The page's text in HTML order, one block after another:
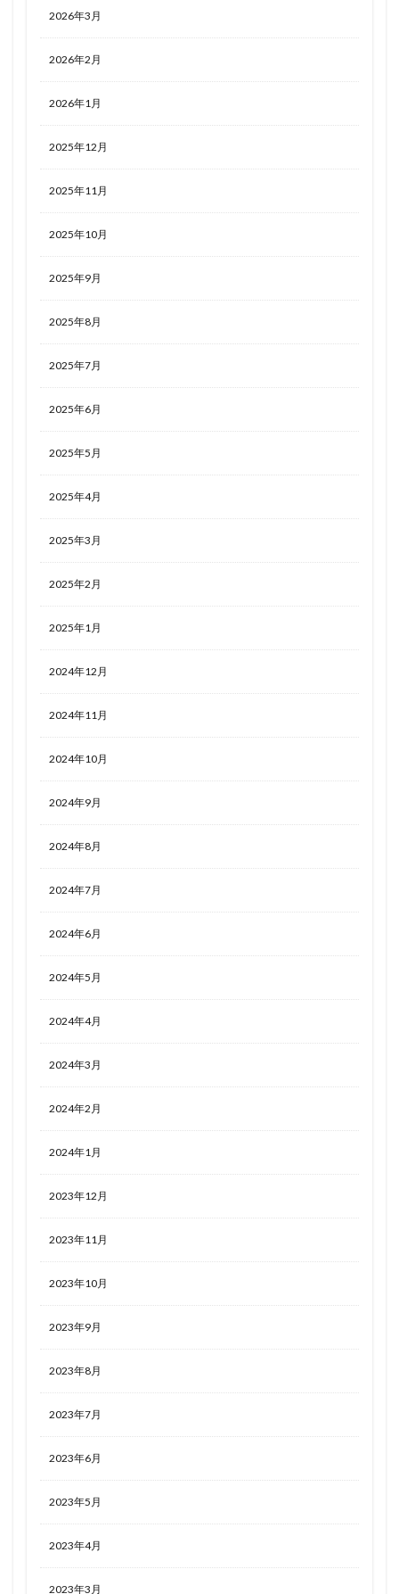
2026年3月
2026年2月
2026年1月
2025年12月
2025年11月
2025年10月
2025年9月
2025年8月
2025年7月
2025年6月
2025年5月
2025年4月
2025年3月
2025年2月
2025年1月
2024年12月
2024年11月
2024年10月
2024年9月
2024年8月
2024年7月
2024年6月
2024年5月
2024年4月
2024年3月
2024年2月
2024年1月
2023年12月
2023年11月
2023年10月
2023年9月
2023年8月
2023年7月
2023年6月
2023年5月
2023年4月
2023年3月